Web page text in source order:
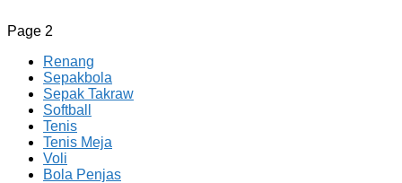
CV JAYA BERSAMA Co Id
Menyediakan Semua Perlengkapan Olahraga Yang
Page 2
Renang
Sepakbola
Sepak Takraw
Softball
Tenis
Tenis Meja
Voli
Bola Penjas